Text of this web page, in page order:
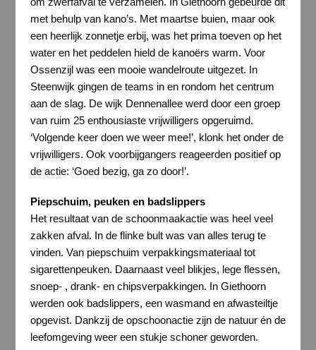
met behulp van kano’s. Met maartse buien, maar ook
een heerlijk zonnetje erbij, was het prima toeven op het
water en het peddelen hield de kanoërs warm. Voor
Ossenzijl was een mooie wandelroute uitgezet. In
Steenwijk gingen de teams in en rondom het centrum
aan de slag. De wijk Dennenallee werd door een groep
van ruim 25 enthousiaste vrijwilligers opgeruimd.
‘Volgende keer doen we weer mee!’, klonk het onder de
vrijwilligers. Ook voorbijgangers reageerden positief op
de actie: ‘Goed bezig, ga zo door!’.
Piepschuim, peuken en badslippers
Het resultaat van de schoonmaakactie was heel veel
zakken afval. In de flinke bult was van alles terug te
vinden. Van piepschuim verpakkingsmateriaal tot
sigarettenpeuken. Daarnaast veel blikjes, lege flessen,
snoep- , drank- en chipsverpakkingen. In Giethoorn
werden ook badslippers, een wasmand en afwasteiltje
opgevist. Dankzij de opschoonactie zijn de natuur én de
leefomgeving weer een stukje schoner geworden.